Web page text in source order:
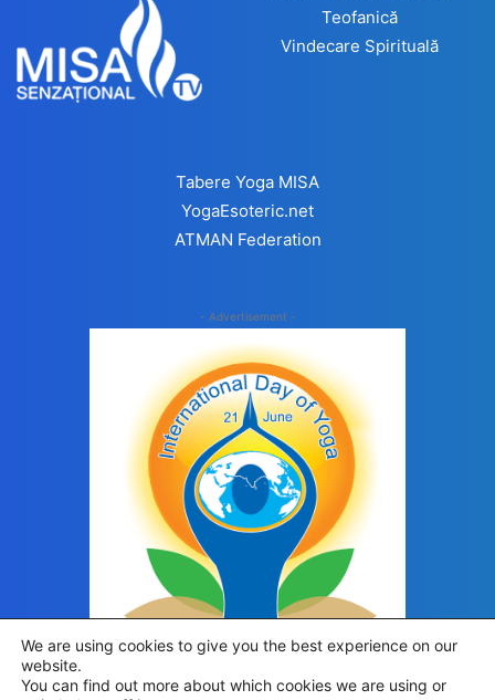
Teofanică
Vindecare Spirituală
Tabere Yoga MISA
YogaEsoteric.net
ATMAN Federation
- Advertisement -
We are using cookies to give you the best experience on our
website.
You can find out more about which cookies we are using or